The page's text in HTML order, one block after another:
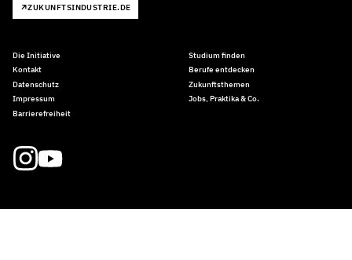
ZUKUNFTSINDUSTRIE.DE
Die Initiative
Kontakt
Datenschutz
Impressum
Barrierefreiheit
Studium finden
Berufe entdecken
Zukunftsthemen
Jobs, Praktika & Co.